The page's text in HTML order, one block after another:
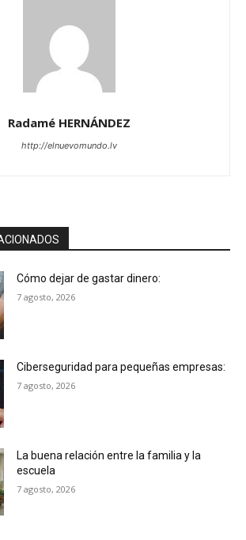
Radamé HERNÁNDEZ
http://elnuevomundo.lv
Cómo dejar de gastar dinero:
7 agosto, 2026
Ciberseguridad para pequeñas empresas:
7 agosto, 2026
La buena relación entre la familia y la
escuela
7 agosto, 2026